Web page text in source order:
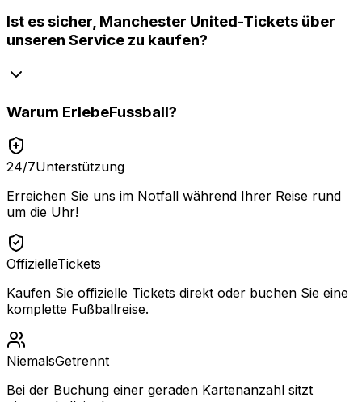
Ist es sicher, Manchester United-Tickets über
unseren Service zu kaufen?
Warum ErlebeFussball?
24/7Unterstützung
Erreichen Sie uns im Notfall während Ihrer Reise rund
um die Uhr!
OffizielleTickets
Kaufen Sie offizielle Tickets direkt oder buchen Sie eine
komplette Fußballreise.
NiemalsGetrennt
Bei der Buchung einer geraden Kartenanzahl sitzt